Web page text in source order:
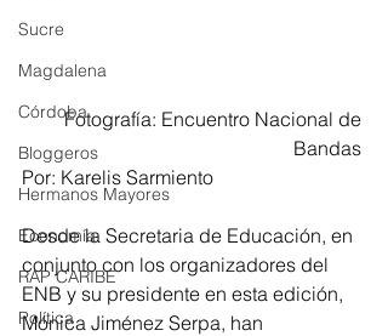
Sucre
Magdalena
Córdoba
Bloggeros
Hermanos Mayores
Economía
RAP CARIBE
Política
Fotografía: Encuentro Nacional de
Bandas
Por: Karelis Sarmiento
Desde la Secretaria de Educación, en
conjunto con los organizadores del
ENB y su presidente en esta edición,
Mónica Jiménez Serpa, han